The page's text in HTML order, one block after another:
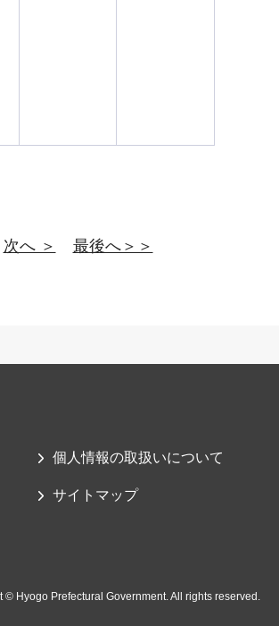
次へ ＞ 最後へ＞＞
個人情報の取扱いについて
サイトマップ
© Hyogo Prefectural Government. All rights reserved.